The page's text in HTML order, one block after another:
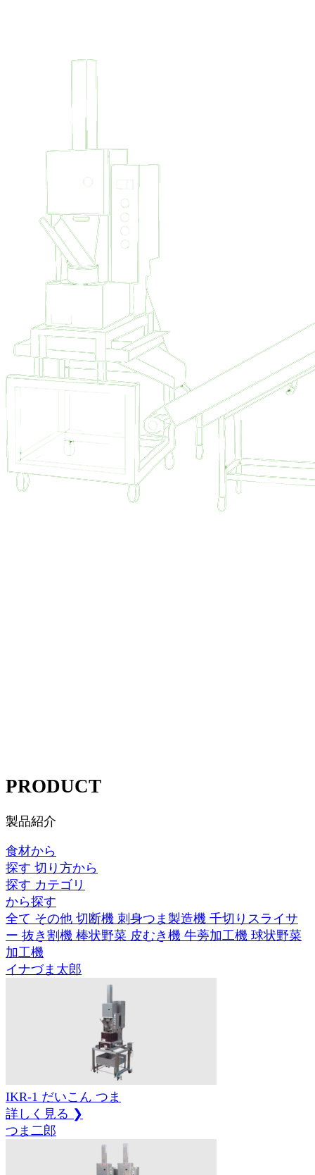
PRODUCT
製品紹介
食材から
探す 切り方から
探す カテゴリ
から探す
全て その他 切断機 刺身つま製造機 千切りスライサ
ー 抜き割機 棒状野菜 皮むき機 牛蒡加工機 球状野菜
加工機
イナづま太郎
IKR-1 だいこん つま
詳しく見る ❯
つま二郎